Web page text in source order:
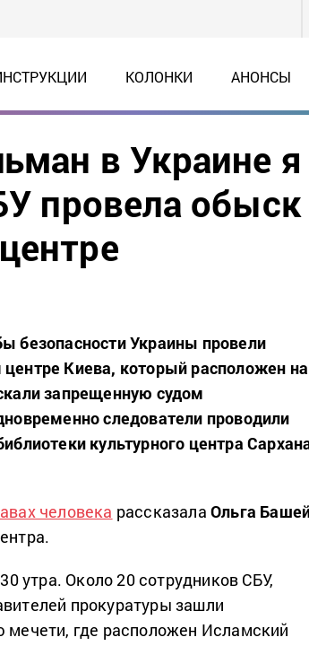
КОЛОНКИ АНОНСЫ
в Украине я
провела обыск
безопасности Украины провели
Киева, который расположен на
запрещенную судом
следователи проводили
культурного центра
человека рассказалаОльга
утра. Около 20 сотрудников СБУ,
прокуратуры зашли
мечети, где расположен Исламский